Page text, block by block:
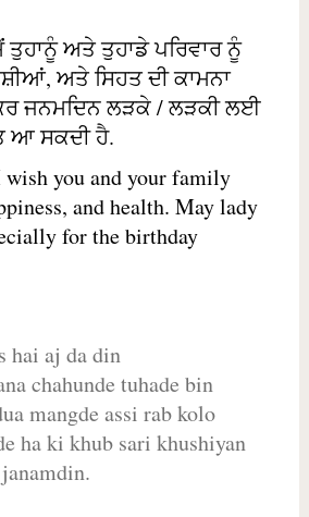
ਅਤੇ ਤੁਹਾਡੇ ਪਰਿਵਾਰ ਨੂੰ
ਅਤੇ ਸਿਹਤ ਦੀ ਕਾਮਨਾ
ਜਨਮਦਿਨ ਲੜਕੇ / ਲੜਕੀ ਲਈ
ਆ ਸਕਦੀ ਹੈ.
you and your family
and health. May lady
for the birthday
hai aj da din
chahunde tuhade bin
mangde assi rab kolo
ha ki khub sari khushiyan